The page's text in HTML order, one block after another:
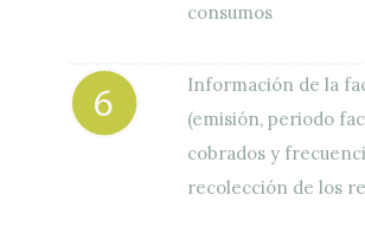
consumos
Información de la
(emisión, periodo
cobrados y
recolección de los